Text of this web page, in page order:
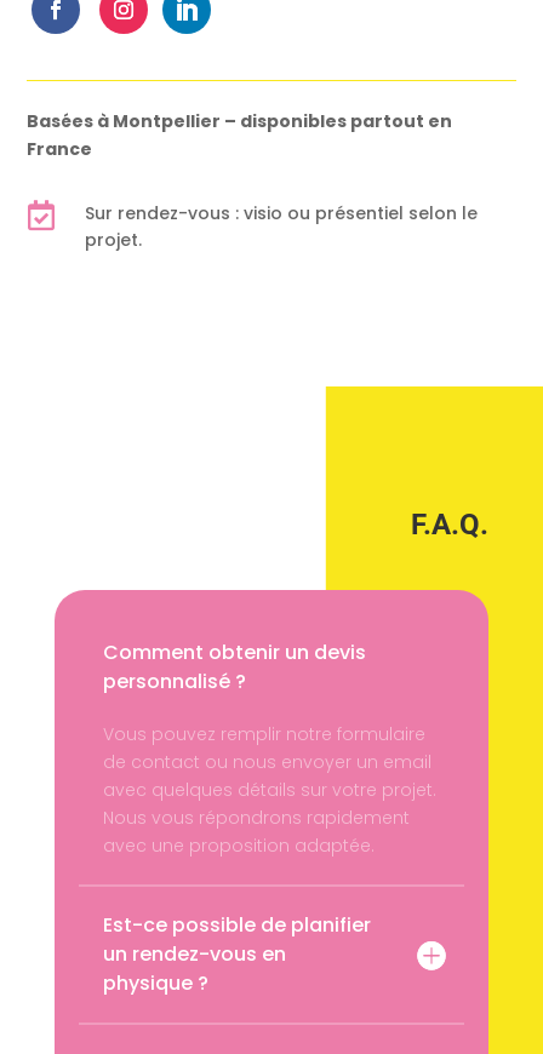
Basées à Montpellier – disponibles partout en
France

Sur rendez-vous : visio ou présentiel selon le
projet.
F.A.Q.
Comment obtenir un devis
personnalisé ?
Vous pouvez remplir notre formulaire
de contact ou nous envoyer un email
avec quelques détails sur votre projet.
Nous vous répondrons rapidement
avec une proposition adaptée.
Est-ce possible de planifier
un rendez-vous en
physique ?